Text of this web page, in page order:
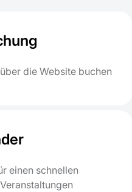
die Website buchen
einen schnellen